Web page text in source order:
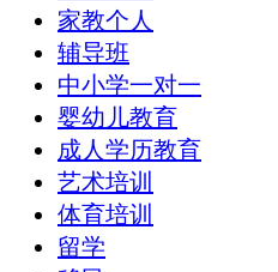
家教个人
辅导班
中小学一对一
婴幼儿教育
成人学历教育
艺术培训
体育培训
留学